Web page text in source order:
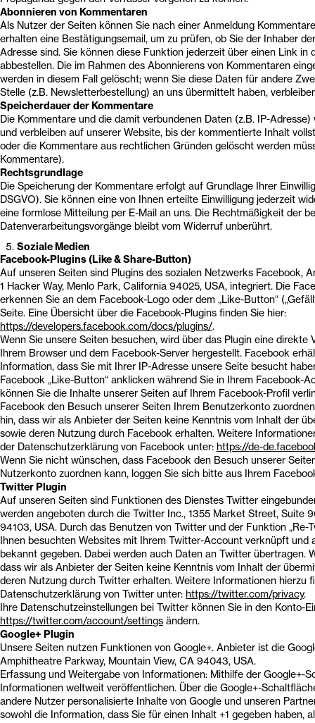
Abonnieren von Kommentaren
Als Nutzer der Seiten können Sie nach einer Anmeldung
erhalten eine Bestätigungsemail, um zu prüfen, ob Sie der Inhaber
Adresse sind. Sie können diese Funktion jederzeit über einen Link in
abbestellen. Die im Rahmen des Abonnierens von Kommentaren
werden in diesem Fall gelöscht; wenn Sie diese Daten für andere
Stelle (z.B. Newsletterbestellung) an uns übermittelt haben,
Speicherdauer der Kommentare
Die Kommentare und die damit verbundenen Daten (z.B. IP-
und verbleiben auf unserer Website, bis der kommentierte Inhalt
oder die Kommentare aus rechtlichen Gründen gelöscht werden
Kommentare).
Rechtsgrundlage
Die Speicherung der Kommentare erfolgt auf Grundlage Ihrer
DSGVO). Sie können eine von Ihnen erteilte Einwilligung jederzeit
eine formlose Mitteilung per E-Mail an uns. Die Rechtmäßigkeit der
Datenverarbeitungsvorgänge bleibt vom Widerruf unberührt.
Soziale Medien
Facebook-Plugins (Like & Share-Button)
Auf unseren Seiten sind Plugins des sozialen Netzwerks Facebook,
1 Hacker Way, Menlo Park, California 94025, USA, integriert. Die
erkennen Sie an dem Facebook-Logo oder dem „Like-Button“
Seite. Eine Übersicht über die Facebook-Plugins finden Sie hier:
https://developers.facebook.com/docs/plugins/.
Wenn Sie unsere Seiten besuchen, wird über das Plugin eine direkte
Ihrem Browser und dem Facebook-Server hergestellt. Facebook
Information, dass Sie mit Ihrer IP-Adresse unsere Seite besucht
Facebook „Like-Button“ anklicken während Sie in Ihrem Facebook-
können Sie die Inhalte unserer Seiten auf Ihrem Facebook-Profil
Facebook den Besuch unserer Seiten Ihrem Benutzerkonto
hin, dass wir als Anbieter der Seiten keine Kenntnis vom Inhalt der
sowie deren Nutzung durch Facebook erhalten. Weitere
der Datenschutzerklärung von Facebook unter: https://de-
Wenn Sie nicht wünschen, dass Facebook den Besuch unserer
Nutzerkonto zuordnen kann, loggen Sie sich bitte aus Ihrem
Twitter Plugin
Auf unseren Seiten sind Funktionen des Dienstes Twitter
werden angeboten durch die Twitter Inc., 1355 Market Street, Suite
94103, USA. Durch das Benutzen von Twitter und der Funktion „Re-
Ihnen besuchten Websites mit Ihrem Twitter-Account verknüpft und
bekannt gegeben. Dabei werden auch Daten an Twitter übertragen.
dass wir als Anbieter der Seiten keine Kenntnis vom Inhalt der
deren Nutzung durch Twitter erhalten. Weitere Informationen hierzu
Datenschutzerklärung von Twitter unter: https://twitter.com/privacy.
Ihre Datenschutzeinstellungen bei Twitter können Sie in den Konto-
https://twitter.com/account/settings ändern.
Google+ Plugin
Unsere Seiten nutzen Funktionen von Google+. Anbieter ist die
Amphitheatre Parkway, Mountain View, CA 94043, USA.
Erfassung und Weitergabe von Informationen: Mithilfe der Google+-
Informationen weltweit veröffentlichen. Über die Google+-
andere Nutzer personalisierte Inhalte von Google und unseren
sowohl die Information, dass Sie für einen Inhalt +1 gegeben haben,